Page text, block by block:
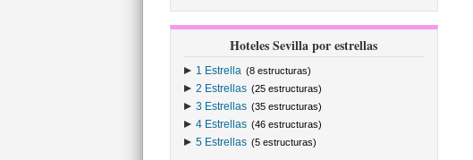
Hoteles Sevilla por estrellas
1 Estrella (8 estructuras)
2 Estrellas (25 estructuras)
3 Estrellas (35 estructuras)
4 Estrellas (46 estructuras)
5 Estrellas (5 estructuras)